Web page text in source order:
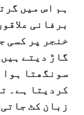
ہم اس میں
برفانی
خنجر پر کسی
گاڑ دیتے
سونگھتا ہوا
کردیتا ہے۔
زبان کٹ